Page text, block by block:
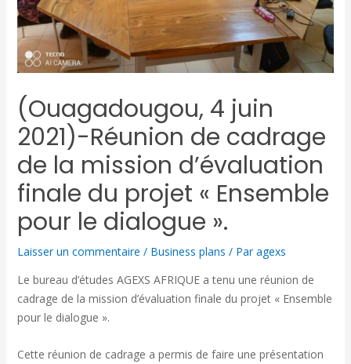
(Ouagadougou, 4 juin
2021)-Réunion de cadrage
de la mission d’évaluation
finale du projet « Ensemble
pour le dialogue ».
Laisser un commentaire / Business plans / Paragexs
Le bureau d’études AGEXS AFRIQUE a tenu une réunion de
cadrage de la mission d’évaluation finale du projet « Ensemble
pour le dialogue ».
Cette réunion de cadrage a permis de faire une présentation